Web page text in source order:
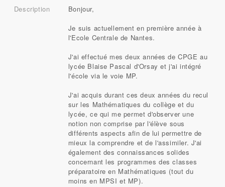
Description
Bonjour,
Je suis actuellement en première année à
l'Ecole Centrale de Nantes.
J'ai effectué mes deux années de CPGE au
lycée Blaise Pascal d'Orsay et j'ai intégré
l'école via le voie MP.
J'ai acquis durant ces deux années du recul
sur les Mathématiques du collège et du
lycée, ce qui me permet d'observer une
notion non comprise par l'élève sous
différents aspects afin de lui permettre de
mieux la comprendre et de l'assimiler. J'ai
également des connaissances solides
concernant les programmes des classes
préparatoire en Mathématiques (tout du
moins en MPSI et MP).